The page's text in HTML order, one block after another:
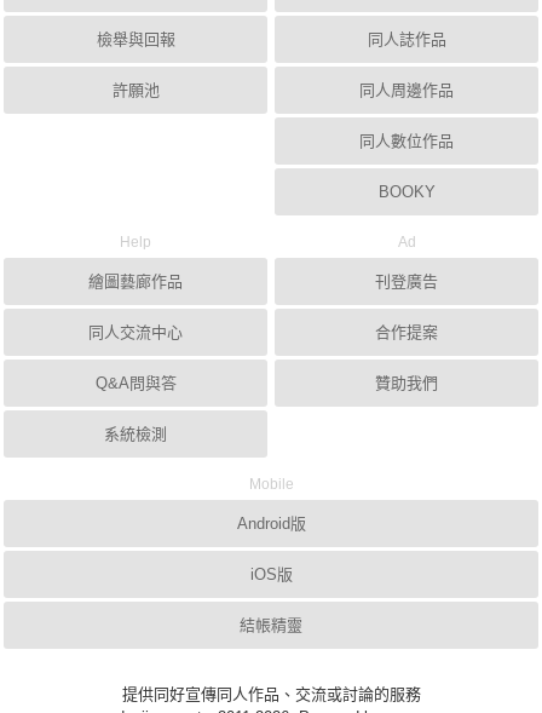
檢舉與回報
許願池
同人誌作品
同人周邊作品
同人數位作品
BOOKY
Help
繪圖藝廊作品
同人交流中心
Q&A問與答
系統檢測
Ad
刊登廣告
合作提案
贊助我們
Mobile
Android版
iOS版
結帳精靈
提供同好宣傳同人作品、交流或討論的服務